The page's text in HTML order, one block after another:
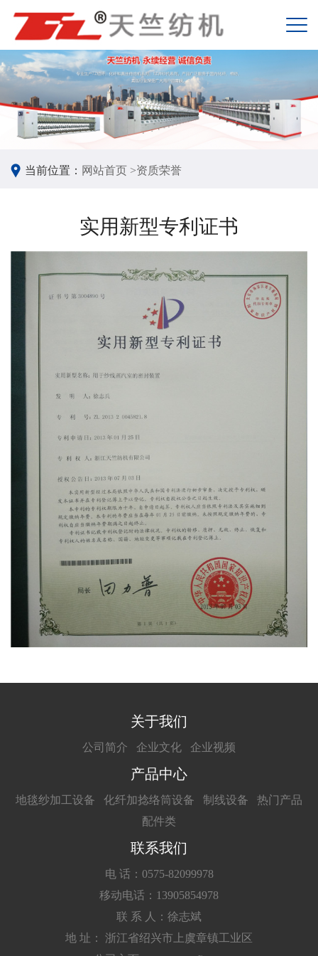
当前位置： 网站首页 >资质荣誉
实用新型专利证书
关于我们
公司简介 企业文化 企业视频
产品中心
地毯纱加工设备 化纤加捻络筒设备 制线设备
热门产品
配件类
联系我们
电 话：0575-82099978
移动电话：13905854978
联 系 人：徐志斌
地 址： 浙江省绍兴市上虞章镇工业区